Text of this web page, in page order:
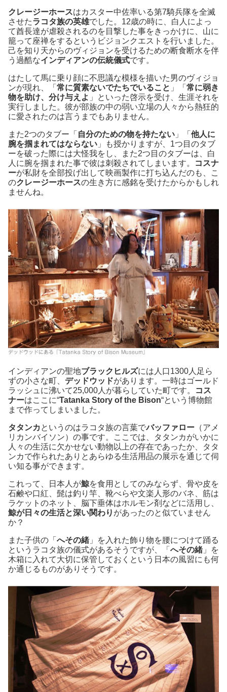
クレージーホースはカスター中佐率いる第7騎兵隊を全滅
させたラコタ族の英雄でした。12歳の時に、白人によっ
て酋長達が虐殺されるのを目撃した事をきっかけに、山に
籠って座禅をするというビジョンクエストを行いました。
己を知り天からのヴィジョンを受けるための断食断水を伴
う過酷なインディアンの伝統儀式です。
はたして馬に乗り顔に不思議な模様を描いた男のヴィジョ
ンが現れ、「 常に質素ないでたちでいること 」「 常に弱き
物を助け、分け与えよ 」といった啓示を受け、生涯それを
実行しました。彼が部族の中の弱い立場の人々から熱狂的
に愛されたのは言うまでもありません。
また2つのタブー「 自分のための物を持たない 」「 他人に
腕を掴まれてはならない 」も授かりますが、1つ目のタブ
ーを破った際には大怪我をし、また2つ目のタブーは、白
人に腕を掴まれた事で彼は刺殺されてしまいます。
コスナ
ーが私財を全部投げ出して映画製作に打ち込んだのも、こ
のクレージーホースの生き方に感銘を受けたからかもしれ
ませんね。
インディアンの聖地ブラックヒルズには人口1300人足ら
ずの小さな町、 デッドウッドがあります。一時はゴールド
ラッシュに沸いて25,000人が暮らしていた町です。
コス
ナーはここに“Tatanka Story of the Bison“という博物館
まで作ってしまいました。
タタンカ というのはラコタ族の言葉でバッファロー （アメ
リカンバイソン）の事です。ここでは、タタンカがいかに
人々の生活に欠かせない動物以上の存在であったか、タタ
ンカで作られたありとあらゆる生活用品の展示を通じて伺
い知る事ができます。
これって、日本人が鯨を食用としてのみならず、骨や皮を
石鹸や口紅、髭は釣り竿、靴べらや文楽人形のバネ、筋は
ラケットのネット、脳下垂体はホルモン剤などに活用し、
鯨が日々の生活と深い関わり があったのと似ていません
か？
また子供の「 へその緒 」を入れた飾り物を腰につけて踊る
というラコタ族の儀式があるそうですが、「 へその緒 」を
木箱に入れて大切に保管しておくという日本の風習にも何
か通じるものがありそうです。